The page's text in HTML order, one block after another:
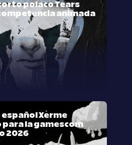
corto polaco Tears
animada
español Xerme
para la gamescom
2026